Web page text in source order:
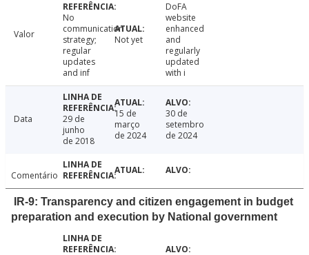
Valor
No
communication
strategy;
regular
updates
and inf
Not yet
DoFA
website
enhanced
and
regularly
updated
with i
Data
29 de
junho
de 2018
15 de
março
de 2024
30 de
setembro
de 2024
Comentário
IR-9: Transparency and citizen engagement in budget
preparation and execution by National government